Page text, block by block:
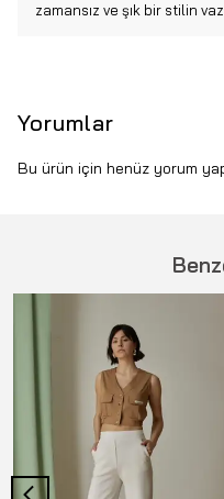
zamansız ve şık bir stilin
Yorumlar
Bu ürün için henüz yorum